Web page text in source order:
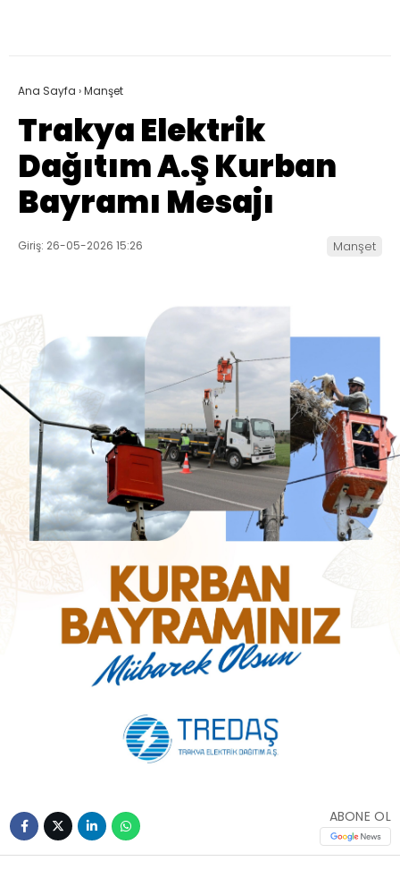
Ana Sayfa ›Manşet
Trakya Elektrik
Dağıtım A.Ş Kurban
Bayramı Mesajı
Giriş: 26-05-2026 15:26 Manşet
ABONE OL